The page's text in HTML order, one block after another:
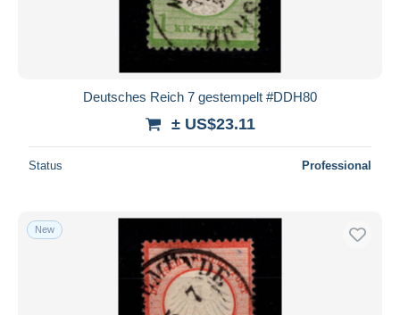
Deutsches Reich 7 gestempelt #DDH80
± US$23.11
Status Professional
New